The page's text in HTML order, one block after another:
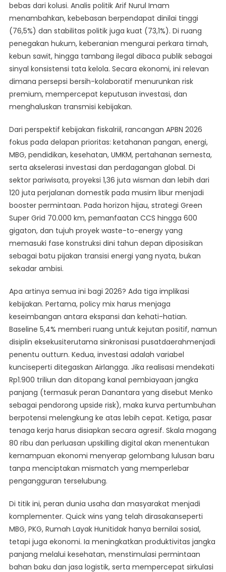
bebas dari kolusi. Analis politik Arif Nurul Imam
menambahkan, kebebasan berpendapat dinilai tinggi
(76,5%) dan stabilitas politik juga kuat (73,1%). Di ruang
penegakan hukum, keberanian mengurai perkara timah,
kebun sawit, hingga tambang ilegal dibaca publik sebagai
sinyal konsistensi tata kelola. Secara ekonomi, ini relevan
dimana persepsi bersih-kolaboratif menurunkan risk
premium, mempercepat keputusan investasi, dan
menghaluskan transmisi kebijakan.
Dari perspektif kebijakan fiskalriil, rancangan APBN 2026
fokus pada delapan prioritas: ketahanan pangan, energi,
MBG, pendidikan, kesehatan, UMKM, pertahanan semesta,
serta akselerasi investasi dan perdagangan global. Di
sektor pariwisata, proyeksi 1,36 juta wisman dan lebih dari
120 juta perjalanan domestik pada musim libur menjadi
booster permintaan. Pada horizon hijau, strategi Green
Super Grid 70.000 km, pemanfaatan CCS hingga 600
gigaton, dan tujuh proyek waste-to-energy yang
memasuki fase konstruksi dini tahun depan diposisikan
sebagai batu pijakan transisi energi yang nyata, bukan
sekadar ambisi.
Apa artinya semua ini bagi 2026? Ada tiga implikasi
kebijakan. Pertama, policy mix harus menjaga
keseimbangan antara ekspansi dan kehati-hatian.
Baseline 5,4% memberi ruang untuk kejutan positif, namun
disiplin eksekusiterutama sinkronisasi pusatdaerahmenjadi
penentu outturn. Kedua, investasi adalah variabel
kunciseperti ditegaskan Airlangga. Jika realisasi mendekati
Rp1.900 triliun dan ditopang kanal pembiayaan jangka
panjang (termasuk peran Danantara yang disebut Menko
sebagai pendorong upside risk), maka kurva pertumbuhan
berpotensi melengkung ke atas lebih cepat. Ketiga, pasar
tenaga kerja harus disiapkan secara agresif. Skala magang
80 ribu dan perluasan upskilling digital akan menentukan
kemampuan ekonomi menyerap gelombang lulusan baru
tanpa menciptakan mismatch yang memperlebar
pengangguran terselubung.
Di titik ini, peran dunia usaha dan masyarakat menjadi
komplementer. Quick wins yang telah dirasakanseperti
MBG, PKG, Rumah Layak Hunitidak hanya bernilai sosial,
tetapi juga ekonomi. Ia meningkatkan produktivitas jangka
panjang melalui kesehatan, menstimulasi permintaan
bahan baku dan jasa logistik, serta mempercepat sirkulasi